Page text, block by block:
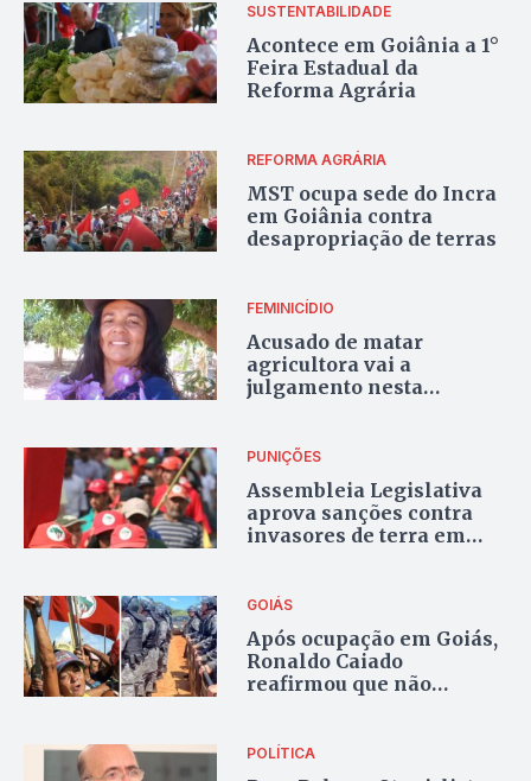
SUSTENTABILIDADE
Acontece em Goiânia a 1°
Feira Estadual da
Reforma Agrária
REFORMA AGRÁRIA
MST ocupa sede do Incra
em Goiânia contra
desapropriação de terras
FEMINICÍDIO
Acusado de matar
agricultora vai a
julgamento nesta
PUNIÇÕES
Assembleia Legislativa
aprova sanções contra
invasores de terra em
GOIÁS
Após ocupação em Goiás,
Ronaldo Caiado
reafirmou que não
POLÍTICA